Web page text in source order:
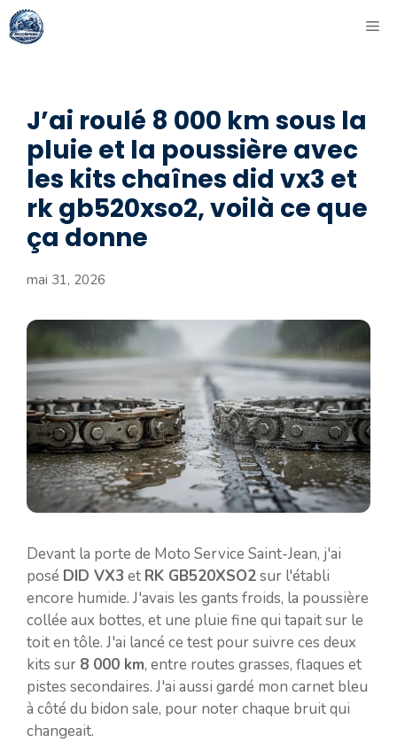
Aller
au
J’ai roulé 8 000 km sous la
pluie et la poussière avec
les kits chaînes did vx3 et
rk gb520xso2, voilà ce que
ça donne
mai 31, 2026
Devant la porte de Moto Service Saint-Jean, j'ai
posé DID VX3 et RK GB520XSO2sur l'établi
encore humide. J'avais les gants froids, la poussière
collée aux bottes, et une pluie fine qui tapait sur le
toit en tôle. J'ai lancé ce test pour suivre ces deux
kits sur 8 000 km, entre routes grasses, flaques et
pistes secondaires. J'ai aussi gardé mon carnet bleu
à côté du bidon sale, pour noter chaque bruit qui
changeait.